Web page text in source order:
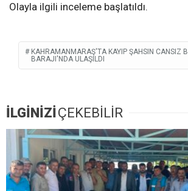
Olayla ilgili inceleme başlatıldı.
KAHRAMANMARAŞ'TA KAYIP ŞAHSIN CANSIZ
BARAJI'NDA ULAŞILDI
İLGİNİZİÇEKEBİLİR